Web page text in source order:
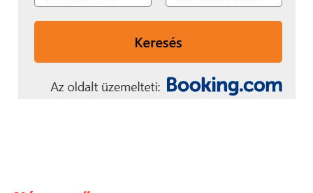
egy klasszikus japán játéksorozatot, a Castlevaniát. A
trilógiának szánt Castlevania: Lords of Shadow első
része kifejezetten jó fogadtatásra is talált, azonban a
sorozat 2014-ben megjelent záró darabjára már
elfogyott a lendület, a játék borzalmasan sikerült.